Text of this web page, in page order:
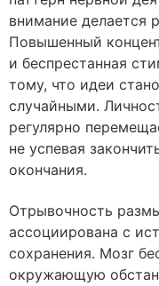
внимание делается
Повышенный
и беспрестанная
тому, что идеи
случайными.
регулярно
не успевая
окончания.
Отрывочность
ассоциирована с
сохранения. Мозг
окружающую